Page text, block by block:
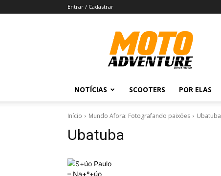
Entrar / Cadastrar
Revista
Moto
Adventure
NOTÍCIAS SCOOTERS POR ELAS
Início Mundo Afora: Fotografando paixões Ubatuba
Ubatuba